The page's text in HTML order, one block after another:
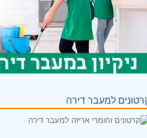
למעבר דירה